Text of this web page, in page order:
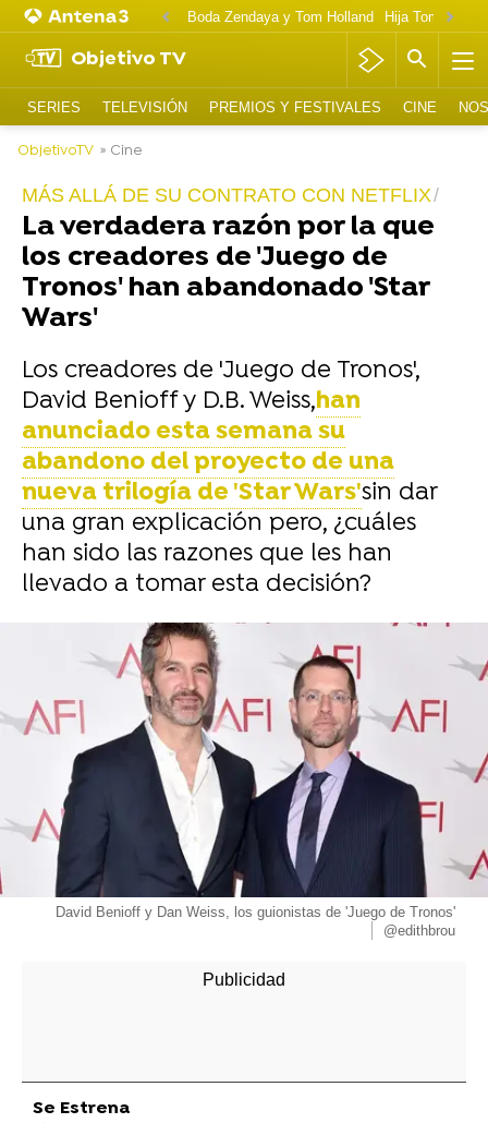
Boda Zendaya y Tom Holland Hija Tom
Objetivo TV
SERIES TELEVISIÓN PREMIOS Y FESTIVALES CINE
ObjetivoTV » Cine
MÁS ALLÁ DE SU CONTRATO CON NETFLIX
La verdadera razón por la que
los creadores de 'Juego de
Tronos' han abandonado 'Star
Wars'
Los creadores de 'Juego de Tronos',
David Benioff y D.B. Weiss,han
anunciado esta semana su
abandono del proyecto de una
nueva trilogía de 'Star Wars'sin dar
una gran explicación pero, ¿cuáles
han sido las razones que les han
llevado a tomar esta decisión?
David Benioff y Dan Weiss, los guionistas de 'Juego de Tronos'
@edithbrou
Se Estrena